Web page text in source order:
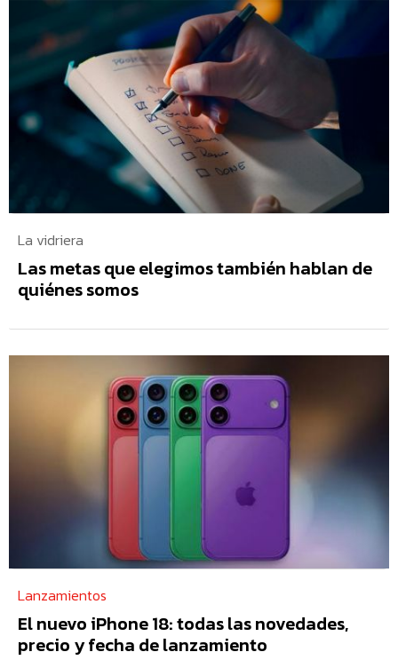
La vidriera
Las metas que elegimos también hablan de
quiénes somos
Lanzamientos
El nuevo iPhone 18: todas las novedades,
precio y fecha de lanzamiento